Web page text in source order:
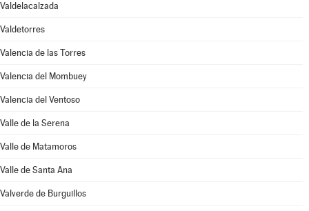
Valdelacalzada
Valdetorres
Valencia de las Torres
Valencia del Mombuey
Valencia del Ventoso
Valle de la Serena
Valle de Matamoros
Valle de Santa Ana
Valverde de Burguillos